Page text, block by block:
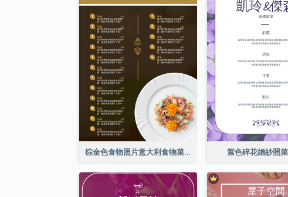
棕金色食物照片意大利食物菜單 紫色碎花婚紗照